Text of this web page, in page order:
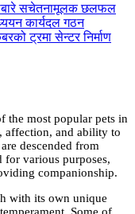
सचेतनामूलक छलफल
कार्यदल गठन
ट्रमा सेन्टर निर्माण
the most popular pets in
affection, and ability to
descended from
for various purposes,
companionship.
with its own unique